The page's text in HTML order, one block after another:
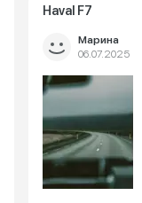
Haval F7
Марина
06.07.2025